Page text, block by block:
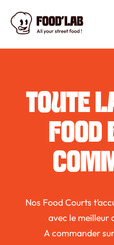
TOUTE
FOOD
Nos Food Courts
avec le meilleur
A commander